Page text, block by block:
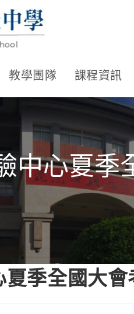
教學團隊 課程資訊
心夏季
季全國大會